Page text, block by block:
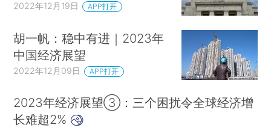
2022年12月19日 APP打开
胡一帆：稳中有进｜2023年
中国经济展望
2022年12月09日 APP打开
2023年经济展望③：三个困扰令全球经济增
长难超2%